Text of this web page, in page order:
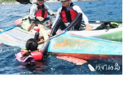
態，大致可分為立柱式與卡榫
卻發現已經找不到熟悉這種工法
從耆老口中得知，部落還有少數
採用卡榫式工法，透過研究這些
建造方法。阿美族的傳統家屋完
、竹材、黃藤、白茅與五節芒
藤，總長將近3公里，為了採集